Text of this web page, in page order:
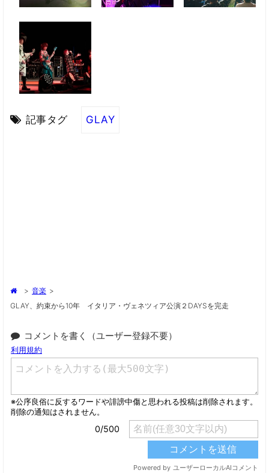
記事タグ GLAY
> 音楽 >
GLAY、約束から10年 イタリア・ヴェネツィア公演２DAYSを完走
コメントを書く（ユーザー登録不要）